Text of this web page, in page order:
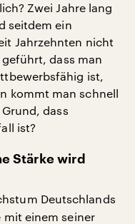
Zwei Jahre lang
seitdem ein
Jahrzehnten nicht
dass man
ist,
kommt man schnell
dass
ist?
Stärke wird
Deutschlands
mit einem seiner